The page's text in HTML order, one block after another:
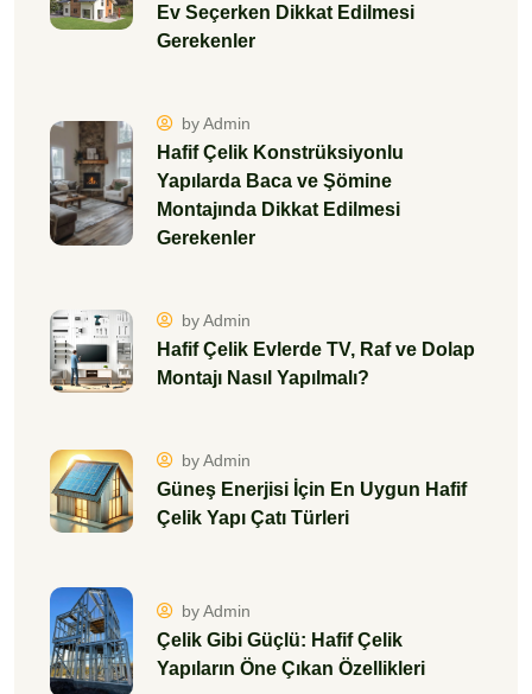
Ev Seçerken Dikkat Edilmesi
Gerekenler
by Admin
Hafif Çelik Konstrüksiyonlu
Yapılarda Baca ve Şömine
Montajında Dikkat Edilmesi
Gerekenler
by Admin
Hafif Çelik Evlerde TV, Raf ve Dolap
Montajı Nasıl Yapılmalı?
by Admin
Güneş Enerjisi İçin En Uygun Hafif
Çelik Yapı Çatı Türleri
by Admin
Çelik Gibi Güçlü: Hafif Çelik
Yapıların Öne Çıkan Özellikleri